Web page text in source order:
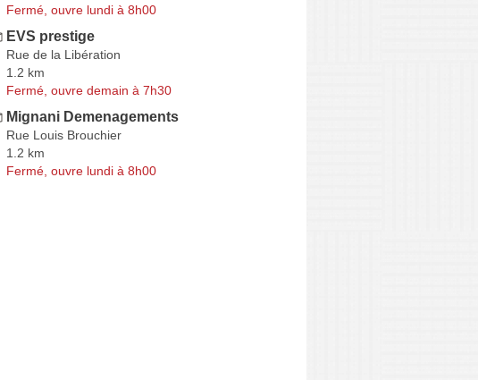
Fermé, ouvre lundi à 8h00
EVS prestige
Rue de la Libération
1.2 km
Fermé, ouvre demain à 7h30
Mignani Demenagements
Rue Louis Brouchier
1.2 km
Fermé, ouvre lundi à 8h00